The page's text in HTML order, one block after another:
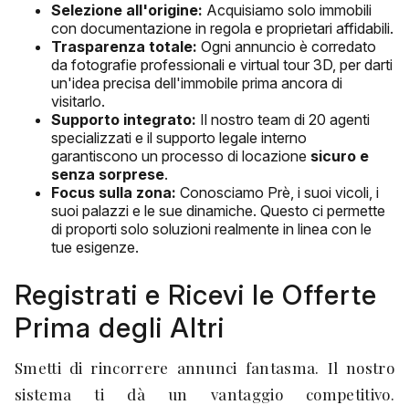
Selezione all'origine: Acquisiamo solo immobili
con documentazione in regola e proprietari affidabili.
Trasparenza totale: Ogni annuncio è corredato
da fotografie professionali e virtual tour 3D, per darti
un'idea precisa dell'immobile prima ancora di
visitarlo.
Supporto integrato: Il nostro team di 20 agenti
specializzati e il supporto legale interno
garantiscono un processo di locazione sicuro e
senza sorprese.
Focus sulla zona: Conosciamo Prè, i suoi vicoli, i
suoi palazzi e le sue dinamiche. Questo ci permette
di proporti solo soluzioni realmente in linea con le
tue esigenze.
Registrati e Ricevi le Offerte
Prima degli Altri
Smetti di rincorrere annunci fantasma. Il nostro
sistema ti dà un vantaggio competitivo.